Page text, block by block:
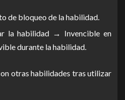
de bloqueo de la habilidad.
la habilidad → Invencible en
durante la habilidad.
otras habilidades tras utilizar